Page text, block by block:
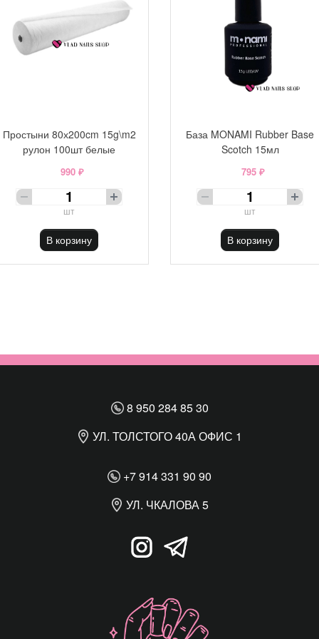
Простыни 80х200cm 15g\m2
рулон 100шт белые
990 ₽
шт
В корзину
База MONAMI Rubber Base
Scotch 15мл
795 ₽
шт
В корзину
8 950 284 85 30
УЛ. ТОЛСТОГО 40А ОФИС 1
+7 914 331 90 90
УЛ. ЧКАЛОВА 5